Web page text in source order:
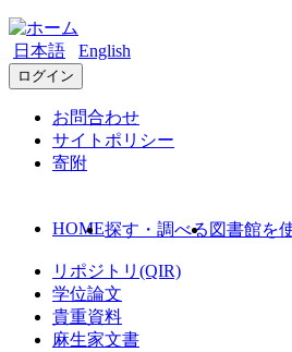
日本語 English
ログイン
お問合わせ
サイトポリシー
寄附
HOME探す・調べる 図書館を
リポジトリ(QIR)
学位論文
貴重資料
麻生家文書